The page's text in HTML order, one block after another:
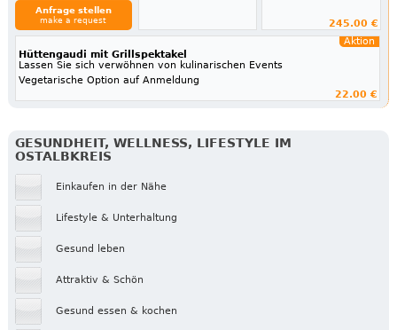
Anfrage stellen
make a request
245.00 €
Aktion
Hüttengaudi mit Grillspektakel
Lassen Sie sich verwöhnen von kulinarischen Events
Vegetarische Option auf Anmeldung
22.00 €
GESUNDHEIT, WELLNESS, LIFESTYLE IM
OSTALBKREIS
Einkaufen in der Nähe
Lifestyle & Unterhaltung
Gesund leben
Attraktiv & Schön
Gesund essen & kochen